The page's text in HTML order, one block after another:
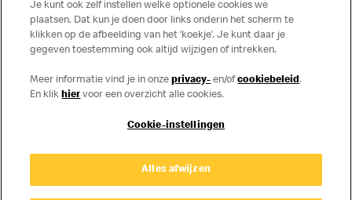
Contact
Privacy Cookies
Je kunt ook zelf instellen welke optionele cookies we
plaatsen. Dat kun je doen door links onderin het scherm te
klikken op de afbeelding van het ‘koekje’. Je kunt daar je
gegeven toestemming ook altijd wijzigen of intrekken.
Meer informatie vind je in onzeprivacy- en/ofcookiebeleid.
En klikhier voor een overzicht alle cookies.
Cookie-instellingen
Alles afwijzen